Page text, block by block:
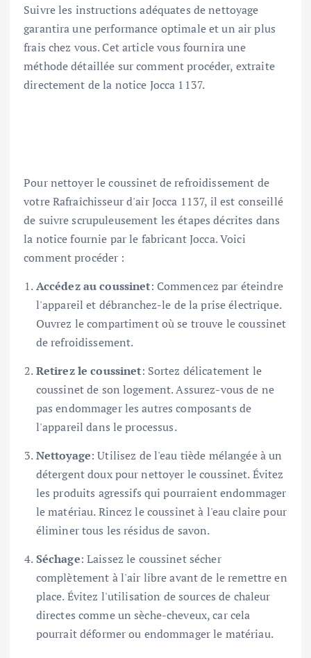
Suivre les instructions adéquates de nettoyage
garantira une performance optimale et un air plus
frais chez vous. Cet article vous fournira une
méthode détaillée sur comment procéder, extraite
directement de la notice Jocca 1137.
Pour nettoyer le coussinet de refroidissement de
votre Rafraîchisseur d'air Jocca 1137, il est conseillé
de suivre scrupuleusement les étapes décrites dans
la notice fournie par le fabricant Jocca. Voici
comment procéder :
Accédez au coussinet: Commencez par éteindre
l'appareil et débranchez-le de la prise électrique.
Ouvrez le compartiment où se trouve le coussinet
de refroidissement.
Retirez le coussinet: Sortez délicatement le
coussinet de son logement. Assurez-vous de ne
pas endommager les autres composants de
l'appareil dans le processus.
Nettoyage: Utilisez de l'eau tiède mélangée à un
détergent doux pour nettoyer le coussinet. Évitez
les produits agressifs qui pourraient endommager
le matériau. Rincez le coussinet à l'eau claire pour
éliminer tous les résidus de savon.
Séchage: Laissez le coussinet sécher
complètement à l'air libre avant de le remettre en
place. Évitez l'utilisation de sources de chaleur
directes comme un sèche-cheveux, car cela
pourrait déformer ou endommager le matériau.